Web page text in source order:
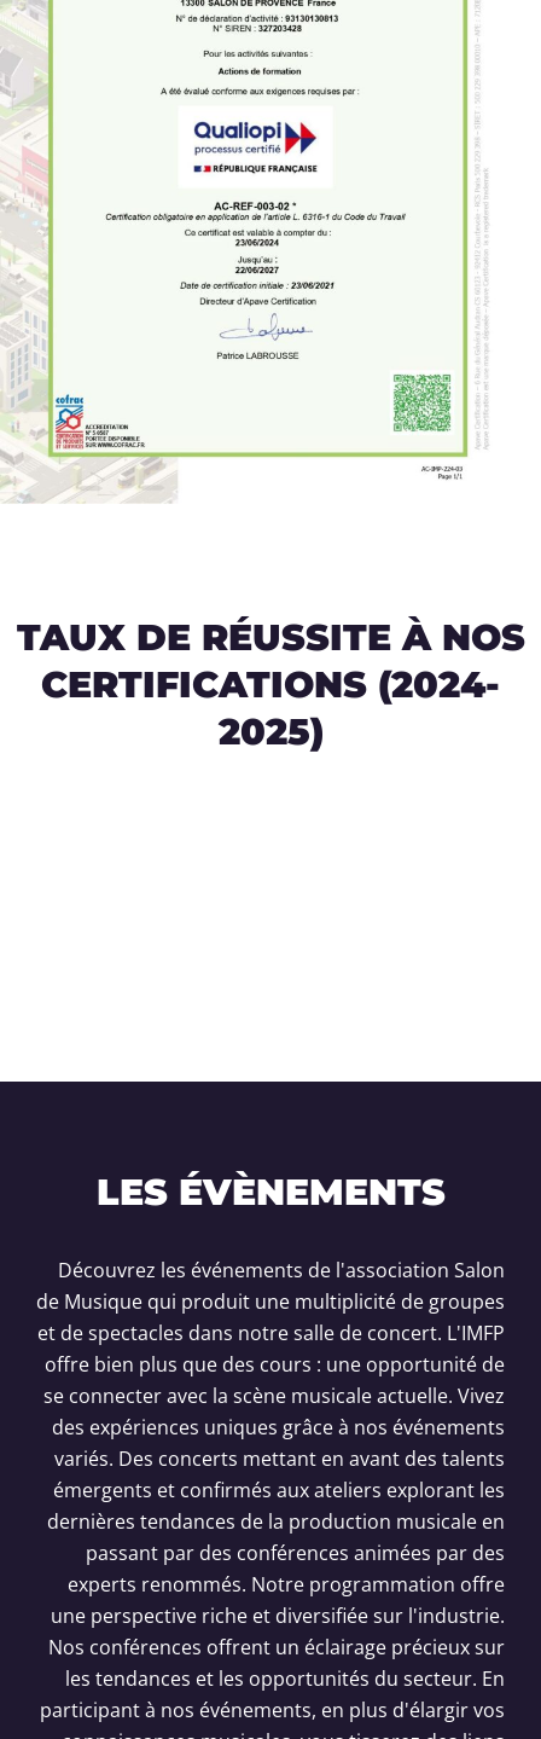
TAUX DE RÉUSSITE À NOS
CERTIFICATIONS (2024-
2025)
LES ÉVÈNEMENTS
Découvrez les événements de l'association Salon
de Musique qui produit une multiplicité de groupes
et de spectacles dans notre salle de concert. L'IMFP
offre bien plus que des cours : une opportunité de
se connecter avec la scène musicale actuelle. Vivez
des expériences uniques grâce à nos événements
variés. Des concerts mettant en avant des talents
émergents et confirmés aux ateliers explorant les
dernières tendances de la production musicale en
passant par des conférences animées par des
experts renommés. Notre programmation offre
une perspective riche et diversifiée sur l'industrie.
Nos conférences offrent un éclairage précieux sur
les tendances et les opportunités du secteur. En
participant à nos événements, en plus d'élargir vos